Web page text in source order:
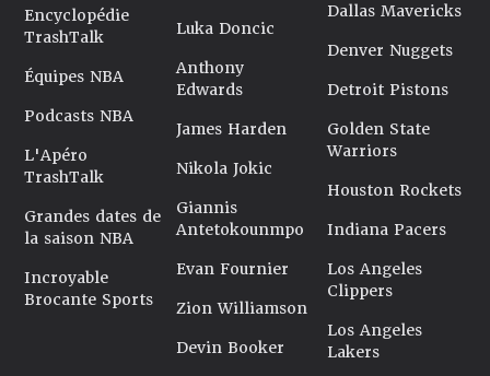
Encyclopédie
TrashTalk
Équipes NBA
Podcasts NBA
L'Apéro
TrashTalk
Grandes dates de
la saison NBA
Incroyable
Brocante Sports
Luka Doncic
Anthony
Edwards
James Harden
Nikola Jokic
Giannis
Antetokounmpo
Evan Fournier
Zion Williamson
Devin Booker
Dallas Mavericks
Denver Nuggets
Detroit Pistons
Golden State
Warriors
Houston Rockets
Indiana Pacers
Los Angeles
Clippers
Los Angeles
Lakers